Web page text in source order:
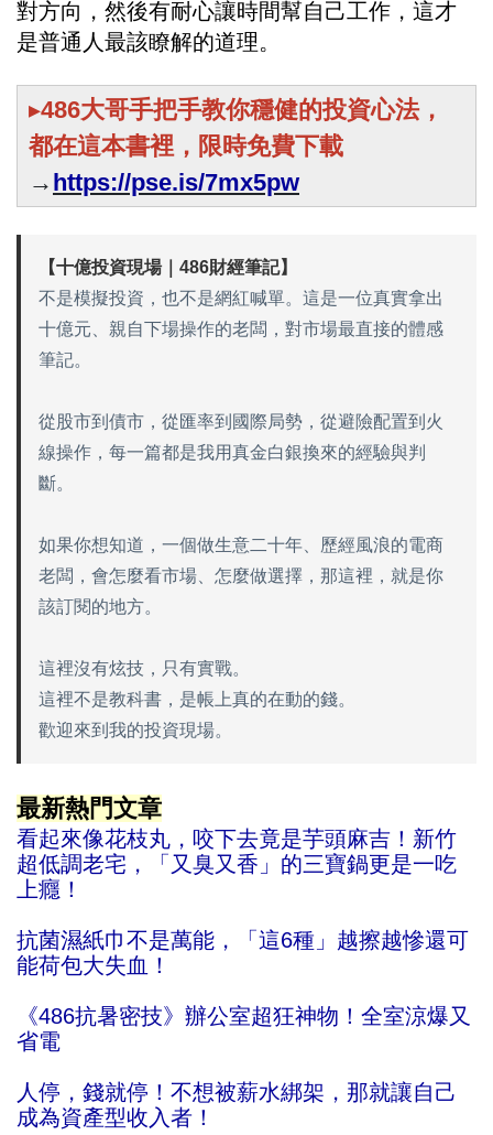
對方向，然後有耐心讓時間幫自己工作，這才
是普通人最該瞭解的道理。
▸486大哥手把手教你穩健的投資心法，
都在這本書裡，限時免費下載
→ https://pse.is/7mx5pw
【十億投資現場｜486財經筆記】
不是模擬投資，也不是網紅喊單。這是一位真實拿出
十億元、親自下場操作的老闆，對市場最直接的體感
筆記。
從股市到債市，從匯率到國際局勢，從避險配置到火
線操作，每一篇都是我用真金白銀換來的經驗與判
斷。
如果你想知道，一個做生意二十年、歷經風浪的電商
老闆，會怎麼看市場、怎麼做選擇，那這裡，就是你
該訂閱的地方。
這裡沒有炫技，只有實戰。
這裡不是教科書，是帳上真的在動的錢。
歡迎來到我的投資現場。
最新熱門文章
看起來像花枝丸，咬下去竟是芋頭麻吉！新竹
超低調老宅，「又臭又香」的三寶鍋更是一吃
上癮！
抗菌濕紙巾不是萬能，「這6種」越擦越慘還可
能荷包大失血！
《486抗暑密技》辦公室超狂神物！全室涼爆又
省電
人停，錢就停！不想被薪水綁架，那就讓自己
成為資產型收入者！